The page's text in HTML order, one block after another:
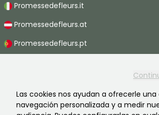
Las cookies nos ayudan a ofrecerle
navegación personalizada y a medir
Promessedefleurs.it
Promessedefleurs.at
Promessedefleurs.pt
Promessedefleurs.ch